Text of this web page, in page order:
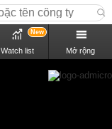
Watch list
New
Mở rộng